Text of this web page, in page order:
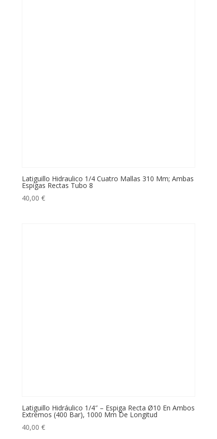
Latiguillo Hidraulico 1/4 Cuatro Mallas 310 Mm; Ambas
Espigas Rectas Tubo 8
40,00 €
Latiguillo Hidráulico 1/4″ – Espiga Recta Ø10 En Ambos
Extremos (400 Bar), 1000 Mm De Longitud
40,00 €